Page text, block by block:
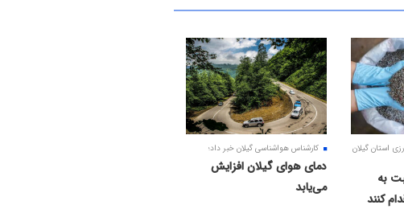
استان گیلان
به
کنند
کارشناس هواشناسی گیلان خبر داد؛
دمای هوای گیلان افزایش
می‌یابد